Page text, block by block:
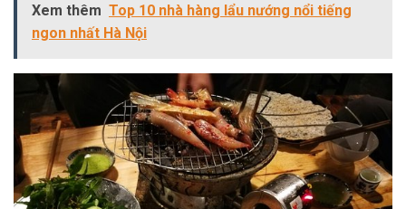
Xem thêm Top 10 nhà hàng lẩu nướng nổi tiếng
ngon nhất Hà Nội